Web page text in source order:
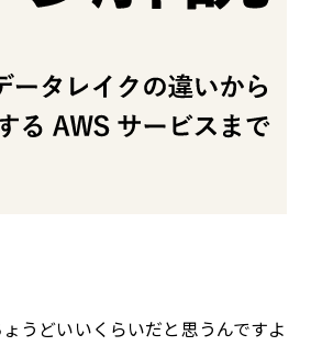
うどいいくらいだと思うんですよ